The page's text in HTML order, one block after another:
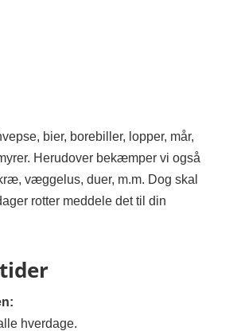
bier, borebiller, lopper, mår,
Herudover bekæmper vi også
væggelus, duer, m.m. Dog skal
rotter meddele det til din
hverdage.